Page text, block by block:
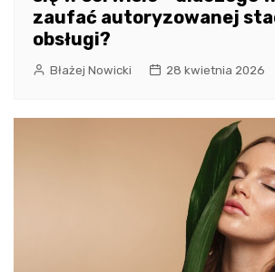
zaufać autoryzowanej
obsługi?
Błażej Nowicki 28 kwietnia 2026